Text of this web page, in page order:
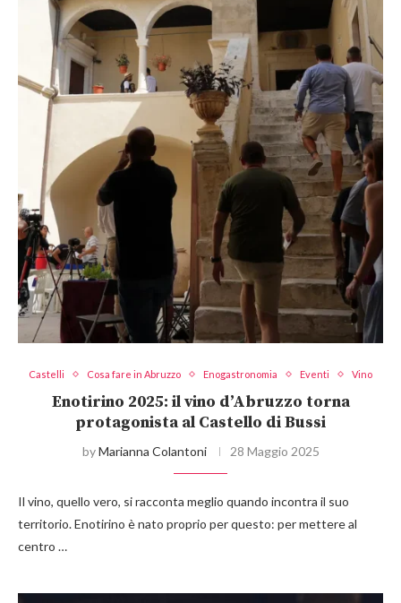
Castelli Cosa fare in Abruzzo Enogastronomia Eventi Vino
Enotirino 2025: il vino d’Abruzzo torna
protagonista al Castello di Bussi
byMarianna Colantoni 28 Maggio 2025
Il vino, quello vero, si racconta meglio quando incontra il suo
territorio. Enotirino è nato proprio per questo: per mettere al
centro …